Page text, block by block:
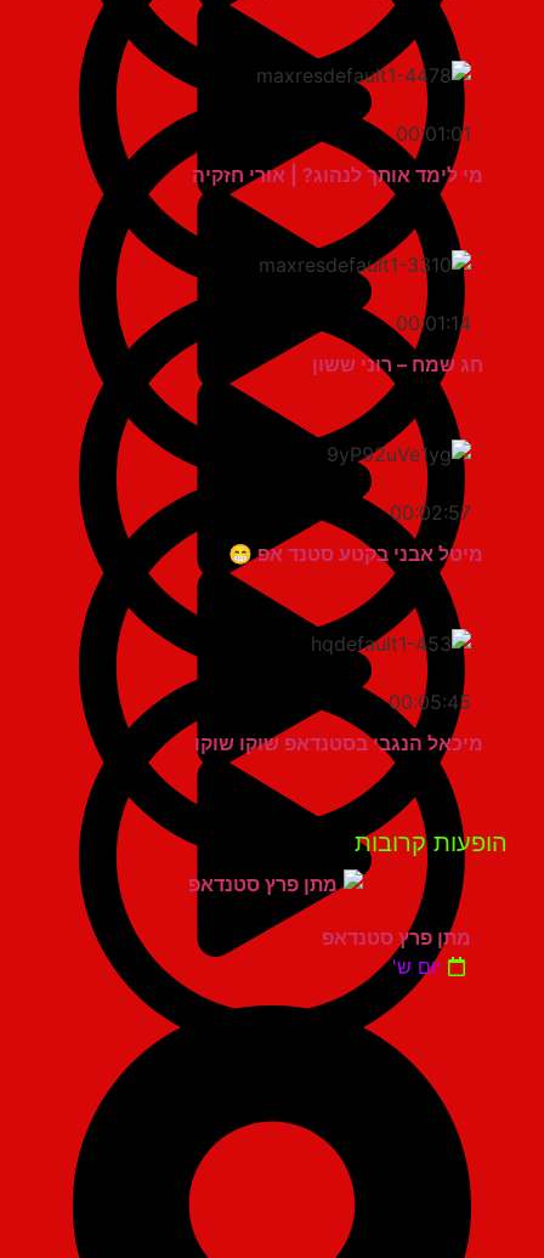
00:01:01
מי לימד אותך לנהוג? | אורי חזקיה
00:01:14
חג שמח – רוני ששון
00:02:57
מיטל אבני בקטע סטנד אפ 😁
00:05:45
מיכאל הנגבי בסטנדאפ שוקו שוקו
קרובות
מתן פרץ סטנדאפ
יום ש'